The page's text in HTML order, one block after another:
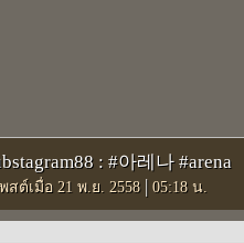
: #아레나 #arena
สต์เมื่อ 21 พ.ย. 2558 | 05:18 น.